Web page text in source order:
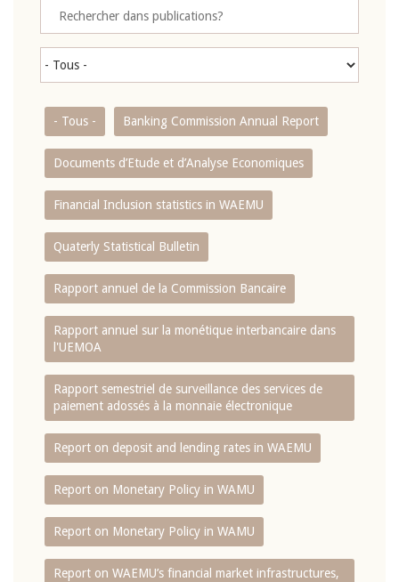
- Tous - Banking Commission Annual Report
Documents d’Etude et d’Analyse Economiques
Financial Inclusion statistics in WAEMU
Quaterly Statistical Bulletin
Rapport annuel de la Commission Bancaire
Rapport annuel sur la monétique interbancaire dans
l'UEMOA
Rapport semestriel de surveillance des services de
paiement adossés à la monnaie électronique
Report on deposit and lending rates in WAEMU
Report on Monetary Policy in WAMU
Report on Monetary Policy in WAMU
Report on WAEMU’s financial market infrastructures,